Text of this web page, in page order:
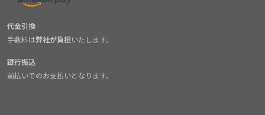
代金引換
手数料は弊社が負担いたします。
銀行振込
前払いでのお支払いとなります。